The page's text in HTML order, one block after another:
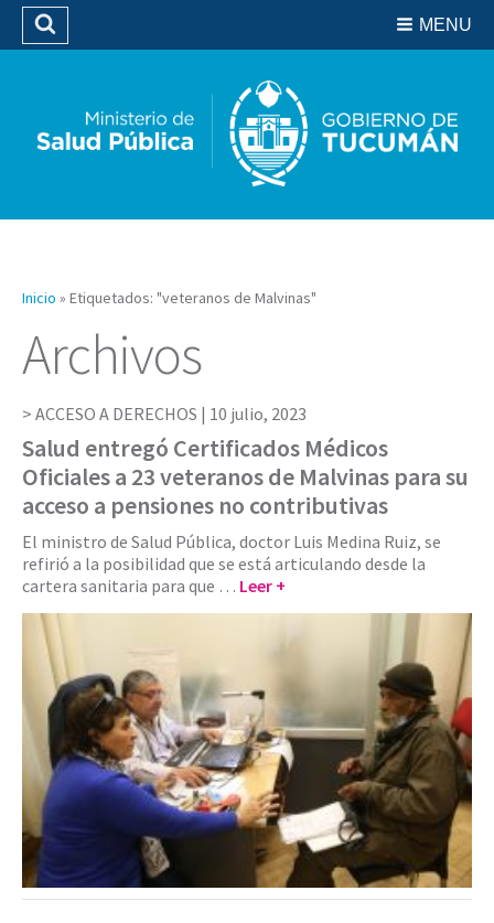
Biblioteca
MENU
Buscar
Inicio » Etiquetados: "veteranos de Malvinas"
Archivos
ACCESO A DERECHOS | 10 julio, 2023
Salud entregó Certificados Médicos
Oficiales a 23 veteranos de Malvinas para su
acceso a pensiones no contributivas
El ministro de Salud Pública, doctor Luis Medina Ruiz, se
refirió a la posibilidad que se está articulando desde la
cartera sanitaria para que … Leer +